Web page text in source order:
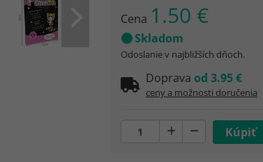
Cena 1.50 €
Skladom
Odoslanie v najbližších dňoch.
Doprava od 3.95 €
ceny a možnosti doručenia